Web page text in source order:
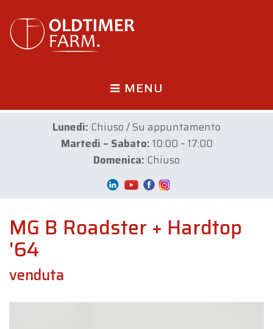
MENU
Lunedì: Chiuso / Su appuntamento
Martedì – Sabato:10:00 – 17:00
Domenica: Chiuso
MG B Roadster + Hardtop
'64
venduta